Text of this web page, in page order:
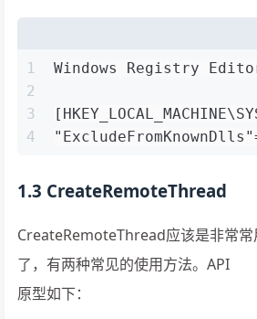
1
2
3
4
Windows Registry
1.3 CreateRemoteThread
CreateRemoteThread应该是非常常
了，有两种常见的使用方法。API
原型如下：